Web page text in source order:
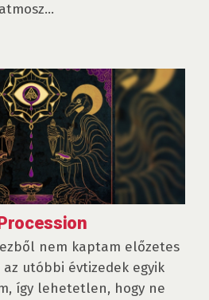
nem kaptam előzetes
utóbbi évtizedek egyik
így lehetetlen, hogy ne